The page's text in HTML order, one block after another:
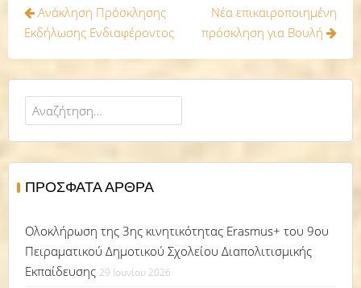
Πλοήγηση
άρθρων
Ανάκληση Πρόσκλησης
Εκδήλωσης Ενδιαφέροντος
Νέα επικαιροποιημένη
πρόσκληση για Βουλή
Αναζήτηση
για:
ΠΡΌΣΦΑΤΑ ΆΡΘΡΑ
Ολοκλήρωση της 3ης κινητικότητας Erasmus+ του 9ου
Πειραματικού Δημοτικού Σχολείου Διαπολιτισμικής
Εκπαίδευσης 29 Ιουνίου 2026